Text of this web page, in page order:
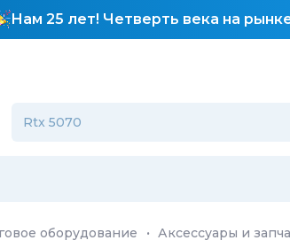
Нам 25 лет! Четверть века на
оборудование · Аксессуары и